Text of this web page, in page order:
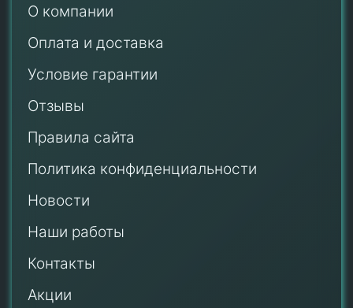
О компании
Оплата и доставка
Условие гарантии
Отзывы
Правила сайта
Политика конфиденциальности
Новости
Наши работы
Контакты
Акции